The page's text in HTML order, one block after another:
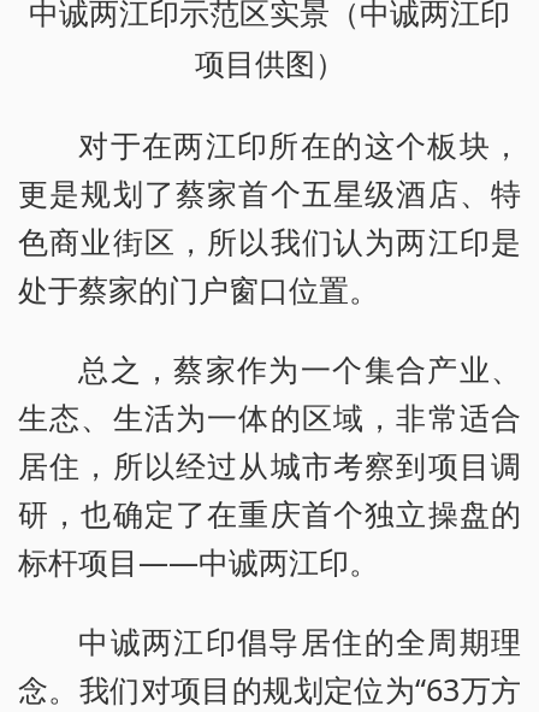
中诚两江印示范区实景（中诚两江印
项目供图）
对于在两江印所在的这个板块，
更是规划了蔡家首个五星级酒店、特
色商业街区，所以我们认为两江印是
处于蔡家的门户窗口位置。
总之，蔡家作为一个集合产业、
生态、生活为一体的区域，非常适合
居住，所以经过从城市考察到项目调
研，也确定了在重庆首个独立操盘的
标杆项目——中诚两江印。
中诚两江印倡导居住的全周期理
念。我们对项目的规划定位为“63万方